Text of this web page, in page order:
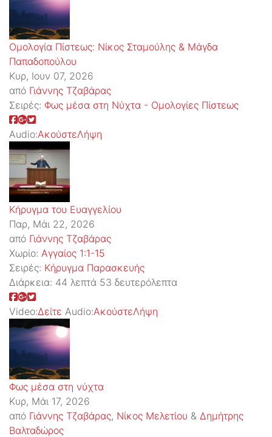
Ομολογία Πίστεως: Νίκος Σταμούλης & Μάγδα
Παπαδοπούλου
Κυρ, Ιουν 07, 2026
από Γιάννης Τζαβάρας
Σειρές: Φως μέσα στη Νύχτα - Ομολογίες Πίστεως
Audio:ΑκούστεΛήψη
Κήρυγμα του Ευαγγελίου
Παρ, Μάι 22, 2026
από Γιάννης Τζαβάρας
Χωρίο: Αγγαίος 1:1-15
Σειρές: Kήρυγμα Παρασκευής
Διάρκεια: 44 λεπτά 53 δευτερόλεπτα
Video:Δείτε Audio:ΑκούστεΛήψη
Φως μέσα στη νύχτα
Κυρ, Μάι 17, 2026
από Γιάννης Τζαβάρας, Νίκος Μελετίου & Δημήτρης
Βαλταδώρος